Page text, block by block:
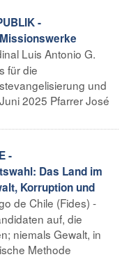
-
Luis Antonio G.
für die
und
2025 Pfarrer José
-
Das Land im
Korruption und
de Chile (Fides) -
auf, die
niemals Gewalt, in
Methode